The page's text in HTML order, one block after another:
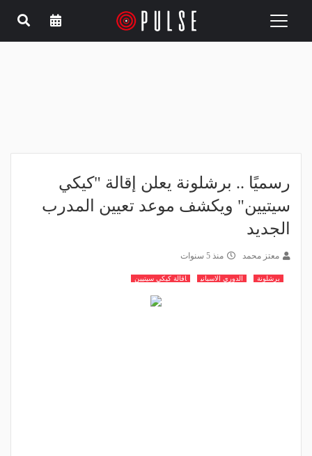
Toggle
رسميًا .. برشلونة يعلن إقالة "كيكي
سيتيين" ويكشف موعد تعيين المدرب
الجديد
معتز محمد منذ 5 سنوات
برشلونة الدوري الاسباني اقالة كيكي سيتيين